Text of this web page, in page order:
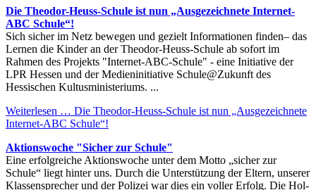
Die Theodor-Heuss-Schule ist nun „Ausgezeichnete Internet-
ABC Schule“!
Sich sicher im Netz bewegen und gezielt Informationen finden– das
Lernen die Kinder an der Theodor-Heuss-Schule ab sofort im
Rahmen des Projekts "Internet-ABC-Schule" - eine Initiative der
LPR Hessen und der Medieninitiative Schule@Zukunft des
Hessischen Kultusministeriums. ...
Weiterlesen … Die Theodor-Heuss-Schule ist nun „Ausgezeichnete
Internet-ABC Schule“!
Aktionswoche "Sicher zur Schule"
Eine erfolgreiche Aktionswoche unter dem Motto „sicher zur
Schule“ liegt hinter uns. Durch die Unterstützung der Eltern, unserer
Klassensprecher und der Polizei war dies ein voller Erfolg. Die Hol-